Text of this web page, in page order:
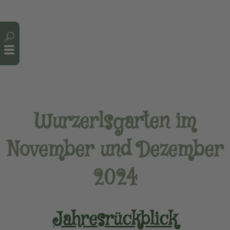
Wurzerlsgarten im
November und Dezember
2024
Jahresrückblick